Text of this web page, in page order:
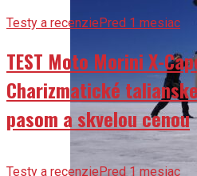
Testy a recenziePred 1 mesiac
TEST Moto Morini X-
Charizmatické
pasom a skvelou cenou
Testy a recenziePred 1 mesiac